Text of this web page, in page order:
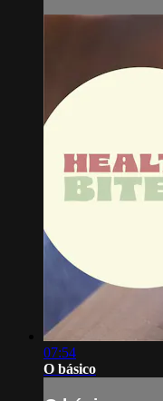
07:54
O básico